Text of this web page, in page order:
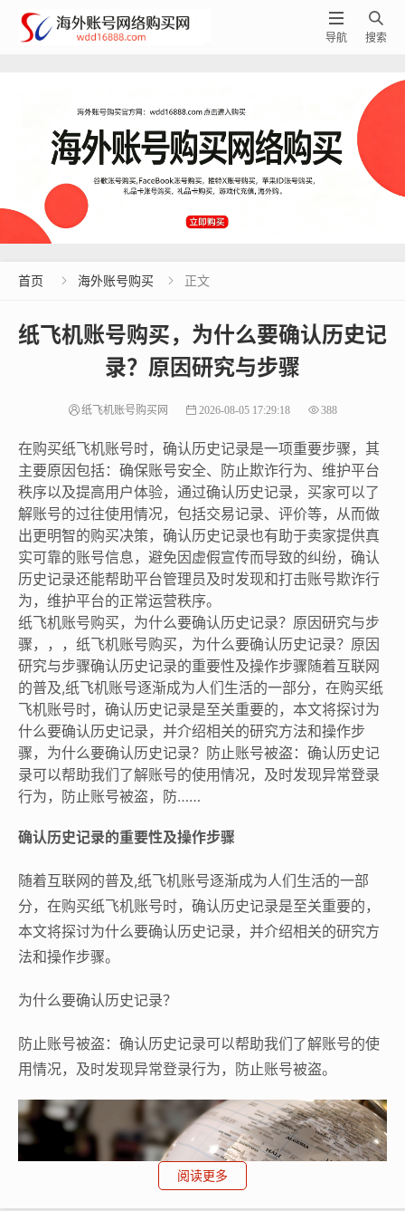

搜索

导航
首页  海外账号购买  正文
纸飞机账号购买，为什么要确认历史记
录？原因研究与步骤
纸飞机账号购买网 2026-08-05 17:29:18 388
在购买纸飞机账号时，确认历史记录是一项重要步骤，其
主要原因包括：确保账号安全、防止欺诈行为、维护平台
秩序以及提高用户体验，通过确认历史记录，买家可以了
解账号的过往使用情况，包括交易记录、评价等，从而做
出更明智的购买决策，确认历史记录也有助于卖家提供真
实可靠的账号信息，避免因虚假宣传而导致的纠纷，确认
历史记录还能帮助平台管理员及时发现和打击账号欺诈行
为，维护平台的正常运营秩序。
纸飞机账号购买，为什么要确认历史记录？原因研究与步
骤，，，纸飞机账号购买，为什么要确认历史记录？原因
研究与步骤确认历史记录的重要性及操作步骤随着互联网
的普及,纸飞机账号逐渐成为人们生活的一部分，在购买纸
飞机账号时，确认历史记录是至关重要的，本文将探讨为
什么要确认历史记录，并介绍相关的研究方法和操作步
骤，为什么要确认历史记录？防止账号被盗：确认历史记
录可以帮助我们了解账号的使用情况，及时发现异常登录
行为，防止账号被盗，防……
确认历史记录的重要性及操作步骤
随着互联网的普及,纸飞机账号逐渐成为人们生活的一部
分，在购买纸飞机账号时，确认历史记录是至关重要的，
本文将探讨为什么要确认历史记录，并介绍相关的研究方
法和操作步骤。
为什么要确认历史记录？
防止账号被盗：确认历史记录可以帮助我们了解账号的使
用情况，及时发现异常登录行为，防止账号被盗。
阅读更多